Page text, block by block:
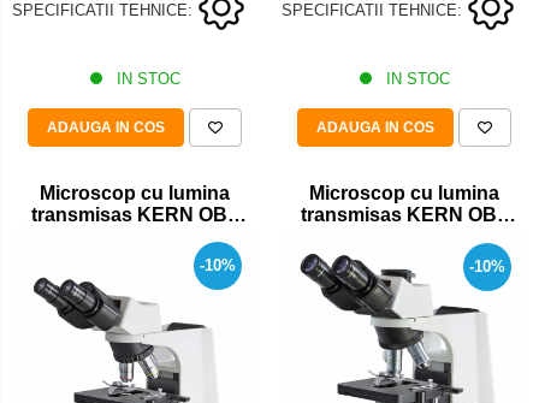
SPECIFICATII TEHNICE:
IN STOC
ADAUGA IN COS
SPECIFICATII TEHNICE:
IN STOC
ADAUGA IN COS
Microscop cu lumina
transmisas KERN OBL
-10%
Microscop cu lumina
transmisas KERN OBL
-10%